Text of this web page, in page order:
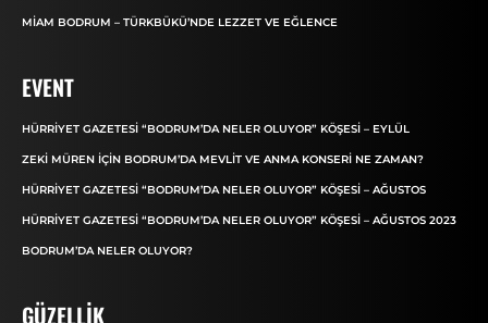
MIAM BODRUM – TÜRKBÜKÜ’NDE LEZZET VE EĞLENCE
EVENT
HÜRRIYET GAZETESI “BODRUM’DA NELER OLUYOR” KÖŞESI – EYLÜL
ZEKI MÜREN IÇIN BODRUM’DA MEVLIT VE ANMA KONSERI NE ZAMAN?
HÜRRIYET GAZETESI “BODRUM’DA NELER OLUYOR” KÖŞESI – AĞUSTOS
HÜRRIYET GAZETESI “BODRUM’DA NELER OLUYOR” KÖŞESI – AĞUSTOS 2023
BODRUM’DA NELER OLUYOR?
GÜZELLIK